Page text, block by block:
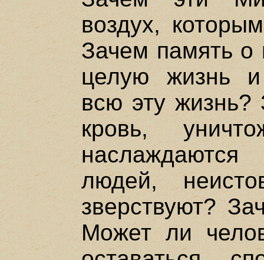
воздух,
Зачем память о
целую жизнь и
всю эту
кровь,
людей,
зверствуют?
Может ли